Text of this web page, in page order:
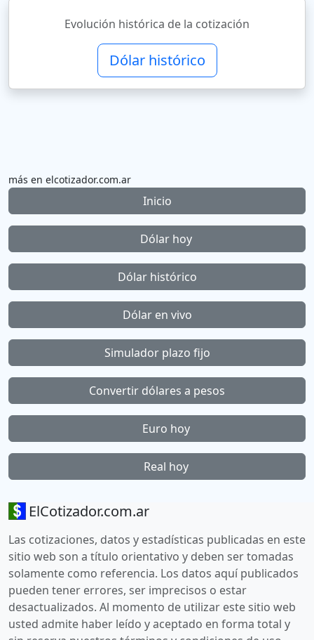
Evolución histórica de la cotización
Dólar histórico
más en elcotizador.com.ar
Inicio
Dólar hoy
Dólar histórico
Dólar en vivo
Simulador plazo fijo
Convertir dólares a pesos
Euro hoy
Real hoy
ElCotizador.com.ar
Las cotizaciones, datos y estadísticas publicadas en este
sitio web son a título orientativo y deben ser tomadas
solamente como referencia. Los datos aquí publicados
pueden tener errores, ser imprecisos o estar
desactualizados. Al momento de utilizar este sitio web
usted admite haber leído y aceptado en forma total y